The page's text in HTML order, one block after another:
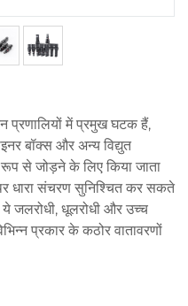
प्रणालियों में प्रमुख घटक हैं,
बॉक्स और अन्य विद्युत
से जोड़ने के लिए किया जाता
धारा संचरण सुनिश्चित कर सकते
जलरोधी, धूलरोधी और उच्च
प्रकार के कठोर वातावरणों